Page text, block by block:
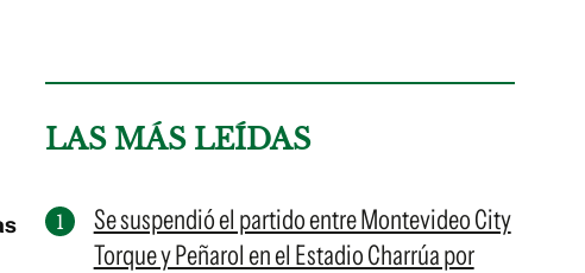
LAS MÁS LEÍDAS
Se suspendió el partido entre Montevideo City
Torque y Peñarol en el Estadio Charrúa por